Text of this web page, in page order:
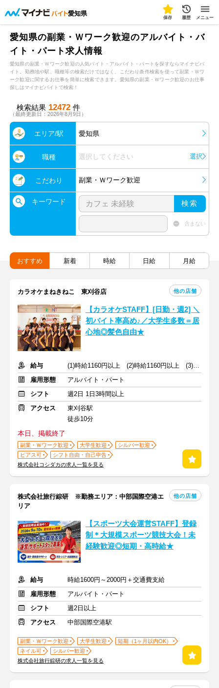
愛知県
保存 履歴 メニュー
愛知県の副業・Ｗワーク歓迎のアルバイト・バ
イト・パート求人情報
愛知県の副業・Ｗワーク歓迎の人気バイト・アルバイト・パートを探すならマイナビバ
イト。勤務地や駅、職種等の検索だけではなく、こだわり条件検索を使って副業・Ｗワ
ーク歓迎に関するお仕事を簡単に検索できます。愛知県の副業・Ｗワーク歓迎のお仕事
探しはマイナビバイトで検索！
検索結果 12472 件
（最終更新日：2026年8月9日）
エリア/駅 愛知県
職種 選択してください 選択
こだわり 副業・Ｗワーク歓迎
キーワード 検索
含まない
おすすめ 新着 時給 日給 月給
カラオケまねきねこ 東刈谷店 他の店舗
【カラオケSTAFF】[日勤・週2] ＼
初バイト率高め♪／大学生多数＝居
心地◎髪色自由★
給与
(1)時給1160円以上 (2)時給1160円以上 (3)時給1150円以上
雇用形態
アルバイト・パート
シフト
週2日 1日3時間以上
アクセス
東刈谷駅
徒歩10分
本日、掲載終了
副業・Ｗワーク歓迎 大学生歓迎
シルバー歓迎
ピアス可
シフト自由・自己申告
株式会社コシダカの求人一覧を見る
株式会社旅行綜研 ※勤務エリア：中部国際空港エ
リア
他の店舗
【スポーツ大会運営STAFF】登録
制＊大規模スポーツ競技大会！未
経験歓迎◎短期・高時給★
給与
時給1600円～2000円＋交通費支給
雇用形態
アルバイト・パート
シフト
週2日以上
アクセス
中部国際空港駅
副業・Ｗワーク歓迎 大学生歓迎
短期（1ヶ月以内OK）
ネイル可
シルバー歓迎
株式会社旅行綜研の求人一覧を見る